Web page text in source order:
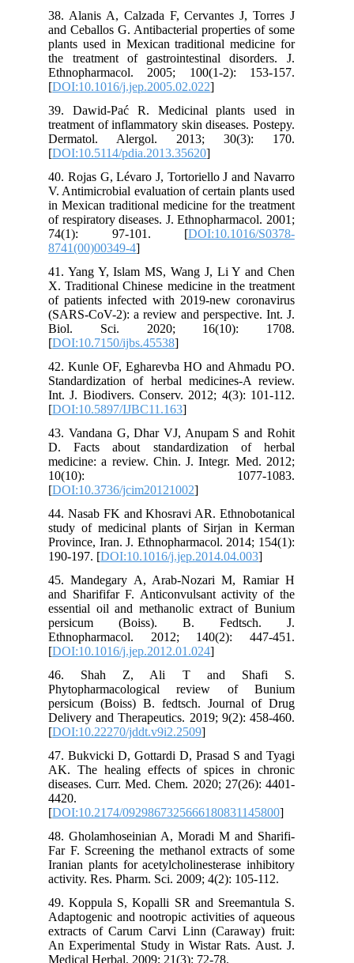
38. Alanis A, Calzada F, Cervantes J, Torres J
and Ceballos G. Antibacterial properties of some
plants used in Mexican traditional medicine for
the treatment of gastrointestinal disorders. J.
Ethnopharmacol. 2005; 100(1-2): 153-157.
[DOI:10.1016/j.jep.2005.02.022
39. Dawid-Pać R. Medicinal plants used in
treatment of inflammatory skin diseases. Postepy.
Dermatol. Alergol. 2013; 30(3): 170.
[DOI:10.5114/pdia.2013.35620
40. Rojas G, Lévaro J, Tortoriello J and Navarro
V. Antimicrobial evaluation of certain plants used
in Mexican traditional medicine for the treatment
of respiratory diseases. J. Ethnopharmacol. 2001;
74(1): 97-101. [DOI:10.1016/S0378-
8741(00)00349-4
41. Yang Y, Islam MS, Wang J, Li Y and Chen
X. Traditional Chinese medicine in the treatment
of patients infected with 2019-new coronavirus
(SARS-CoV-2): a review and perspective. Int. J.
Biol. Sci. 2020; 16(10): 1708.
[DOI:10.7150/ijbs.45538
42. Kunle OF, Egharevba HO and Ahmadu PO.
Standardization of herbal medicines-A review.
Int. J. Biodivers. Conserv. 2012; 4(3): 101-112.
[DOI:10.5897/IJBC11.163
43. Vandana G, Dhar VJ, Anupam S and Rohit
D. Facts about standardization of herbal
medicine: a review. Chin. J. Integr. Med. 2012;
10(10): 1077-1083.
[DOI:10.3736/jcim20121002
44. Nasab FK and Khosravi AR. Ethnobotanical
study of medicinal plants of Sirjan in Kerman
Province, Iran. J. Ethnopharmacol. 2014; 154(1):
190-197. [DOI:10.1016/j.jep.2014.04.003
45. Mandegary A, Arab-Nozari M, Ramiar H
and Sharififar F. Anticonvulsant activity of the
essential oil and methanolic extract of Bunium
persicum (Boiss). B. Fedtsch. J.
Ethnopharmacol. 2012; 140(2): 447-451.
[DOI:10.1016/j.jep.2012.01.024
46. Shah Z, Ali T and Shafi S.
Phytopharmacological review of Bunium
persicum (Boiss) B. fedtsch. Journal of Drug
Delivery and Therapeutics. 2019; 9(2): 458-460.
[DOI:10.22270/jddt.v9i2.2509
47. Bukvicki D, Gottardi D, Prasad S and Tyagi
AK. The healing effects of spices in chronic
diseases. Curr. Med. Chem. 2020; 27(26): 4401-
4420.
[DOI:10.2174/0929867325666180831145800
48. Gholamhoseinian A, Moradi M and Sharifi-
Far F. Screening the methanol extracts of some
Iranian plants for acetylcholinesterase inhibitory
activity. Res. Pharm. Sci. 2009; 4(2): 105-112.
49. Koppula S, Kopalli SR and Sreemantula S.
Adaptogenic and nootropic activities of aqueous
extracts of Carum Carvi Linn (Caraway) fruit:
An Experimental Study in Wistar Rats. Aust. J.
Medical Herbal. 2009; 21(3): 72-78.